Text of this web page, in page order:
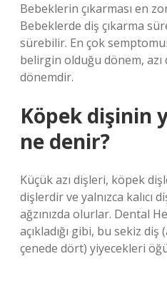
Bebeklerin çıkarması en
Bebeklerde diş çıkarma
sürebilir. En çok
belirgin olduğu dönem, azı
dönemdir.
Köpek dişinin
ne denir?
Küçük azı dişleri, köpek
dişlerdir ve yalnızca kalıcı
ağzınızda olurlar. Dental
açıkladığı gibi, bu sekiz
çenede dört) yiyecekleri